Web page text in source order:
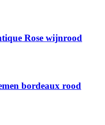
Rose wijnrood
bordeaux rood